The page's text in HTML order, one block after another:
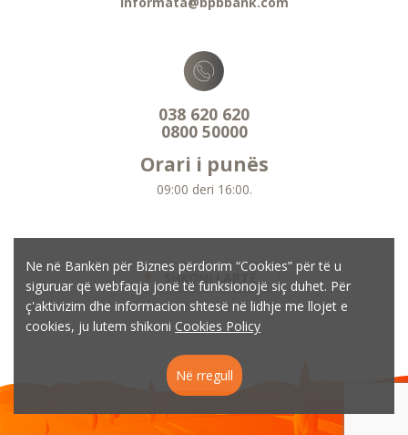
Ne në Bankën për Biznes përdorim “Cookies” për të u
siguruar që webfaqja jonë të funksionojë siç duhet. Për
ç'aktivizim dhe informacion shtesë në lidhje me llojet e
cookies, ju lutem shikoni Cookies Policy
Në rregull
038 620 620
0800 50000
Orari i punës
09:00 deri 16:00.
SHKONI LARTË